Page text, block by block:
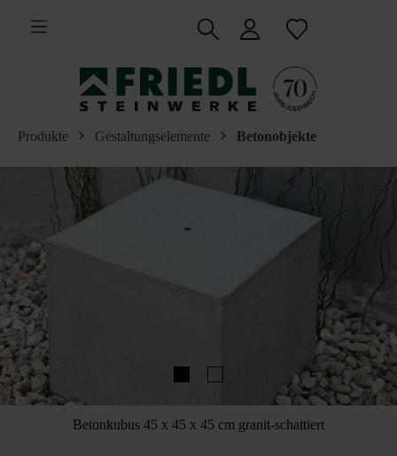
springen
Produkte Gestaltungselemente Betonobjekte
Betonkubus 45 x 45 x 45 cm granit-schattiert